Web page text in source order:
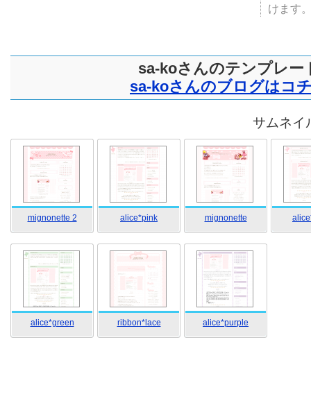
けます
sa-koさんのテンプレー
sa-koさんのブログはコ
サムネイ
mignonette 2 alice*pink mignonette
alice*green ribbon*lace alice*purple